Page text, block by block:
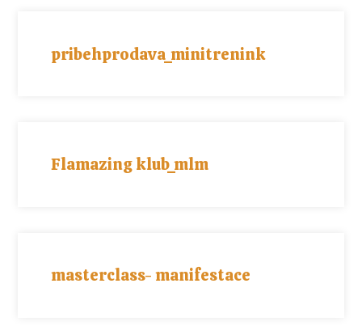
pribehprodava_minitrenink
Flamazing klub_mlm
masterclass- manifestace